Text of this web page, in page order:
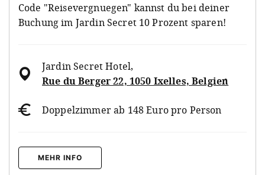
Code "Reisevergnuegen" kannst du bei deiner
Buchung im Jardin Secret 10 Prozent sparen!
Jardin Secret Hotel,
Rue du Berger 22, 1050 Ixelles, Belgien
Doppelzimmer ab 148 Euro pro Person
MEHR INFO